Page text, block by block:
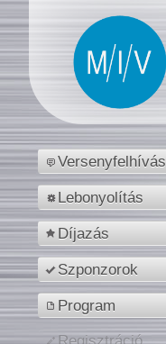
Versenyfelhívás
Lebonyolítás
Díjazás
Szponzorok
Program